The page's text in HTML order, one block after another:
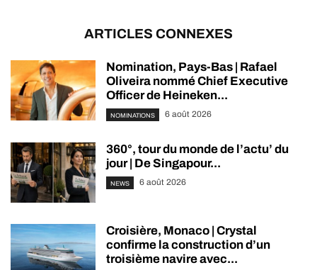
ARTICLES CONNEXES
Nomination, Pays-Bas | Rafael
Oliveira nommé Chief Executive
Officer de Heineken...
NOMINATIONS 6 août 2026
360°, tour du monde de l’actu’ du
jour | De Singapour...
NEWS 6 août 2026
Croisière, Monaco | Crystal
confirme la construction d’un
troisième navire avec...